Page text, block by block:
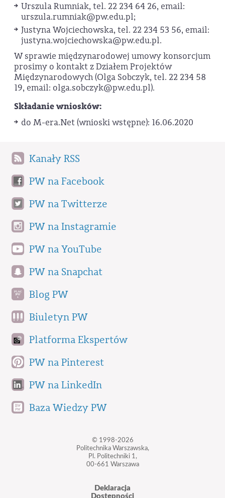
Urszula Rumniak, tel. 22 234 64 26, email:
urszula.rumniak@pw.edu.pl;
Justyna Wojciechowska, tel. 22 234 53 56, email:
justyna.wojciechowska@pw.edu.pl.
W sprawie międzynarodowej umowy konsorcjum
prosimy o kontakt z Działem Projektów
Międzynarodowych (Olga Sobczyk, tel. 22 234 58
19, email: olga.sobczyk@pw.edu.pl).
Składanie wniosków:
do M-era.Net (wnioski wstępne): 16.06.2020
Kanały RSS
PW na Facebook
PW na Twitterze
PW na Instagramie
PW na YouTube
PW na Snapchat
Blog PW
Biuletyn PW
Platforma Ekspertów
PW na Pinterest
PW na LinkedIn
Baza Wiedzy PW
© 1998-2026
Politechnika Warszawska,
Pl. Politechniki 1,
00-661 Warszawa
Deklaracja
Dostępności